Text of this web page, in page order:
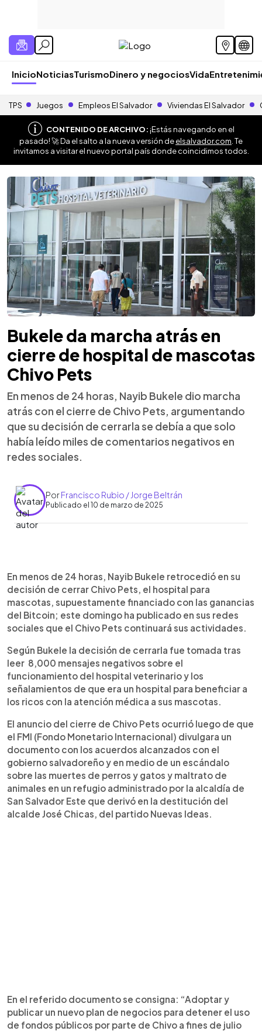
InicioNoticiasTurismoDinero y negociosVida
TPS Juegos Empleos El Salvador Viviendas El Salvador
CONTENIDO DE ARCHIVO:¡Estás navegando en el
pasado! 🚀 Da el salto a la nueva versión deelsalvador.com . Te
invitamos a visitar el nuevo portal país donde coincidimos todos.
Bukele da marcha atrás en
cierre de hospital de mascotas
Chivo Pets
En menos de 24 horas, Nayib Bukele dio marcha
atrás con el cierre de Chivo Pets, argumentando
que su decisión de cerrarla se debía a que solo
había leído miles de comentarios negativos en
redes sociales.
PorFrancisco Rubio / Jorge Beltrán
Publicado el 10 de marzo de 2025
Escuchar artículo
En menos de 24 horas, Nayib Bukele retrocedió en su
decisión de cerrar Chivo Pets, el hospital para
mascotas, supuestamente financiado con las ganancias
del Bitcoin; este domingo ha publicado en sus redes
sociales que el Chivo Pets continuará sus actividades.
Según Bukele la decisión de cerrarla fue tomada tras
leer 8,000 mensajes negativos sobre el
funcionamiento del hospital veterinario y los
señalamientos de que era un hospital para beneficiar a
los ricos con la atención médica a sus mascotas.
El anuncio del cierre de Chivo Pets ocurrió luego de que
el FMI (Fondo Monetario Internacional) divulgara un
documento con los acuerdos alcanzados con el
gobierno salvadoreño y en medio de un escándalo
sobre las muertes de perros y gatos y maltrato de
animales en un refugio administrado por la alcaldía de
San Salvador Este que derivó en la destitución del
alcalde José Chicas, del partido Nuevas Ideas.
En el referido documento se consigna: “Adoptar y
publicar un nuevo plan de negocios para detener el uso
de fondos públicos por parte de Chivo a fines de julio